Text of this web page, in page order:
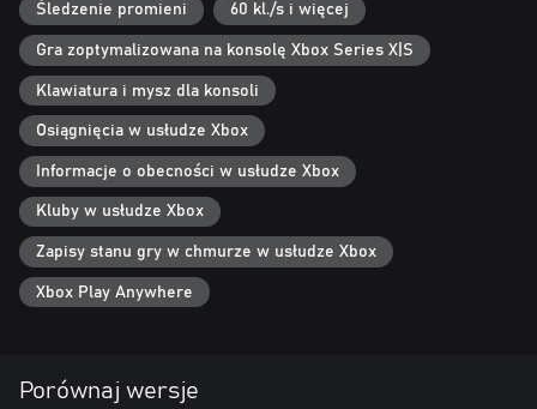
Śledzenie promieni 60 kl./s i więcej
Gra zoptymalizowana na konsolę Xbox Series X|S
Klawiatura i mysz dla konsoli
Osiągnięcia w usłudze Xbox
Informacje o obecności w usłudze Xbox
Kluby w usłudze Xbox
Zapisy stanu gry w chmurze w usłudze Xbox
Xbox Play Anywhere
Porównaj wersje